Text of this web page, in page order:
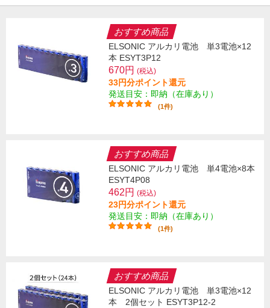
おすすめ商品
ELSONIC アルカリ電池 単3電池×12
本 ESYT3P12
670円 (税込)
33円分ポイント還元
発送目安：即納（在庫あり）
(1件)
おすすめ商品
ELSONIC アルカリ電池 単4電池×8本
ESYT4P08
462円 (税込)
23円分ポイント還元
発送目安：即納（在庫あり）
(1件)
おすすめ商品
ELSONIC アルカリ電池 単3電池×12
本 2個セット ESYT3P12-2